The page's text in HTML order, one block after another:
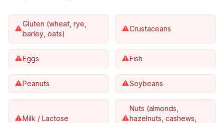
Gluten (wheat, rye,
barley, oats)
Crustaceans
Eggs Fish
Peanuts Soybeans
Milk / Lactose
Nuts (almonds,
hazelnuts, cashews,